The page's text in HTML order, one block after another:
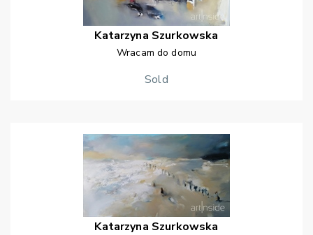
Katarzyna Szurkowska
Wracam do domu
Sold
Katarzyna Szurkowska